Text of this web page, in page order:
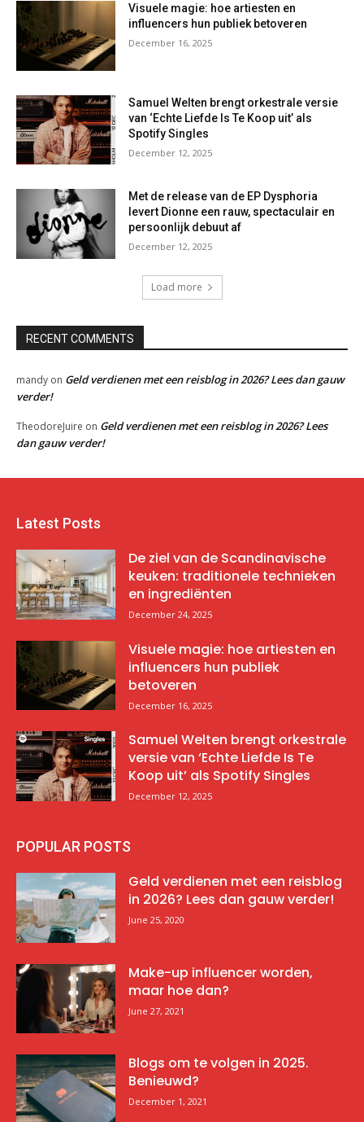
Visuele magie: hoe artiesten en
influencers hun publiek betoveren
December 16, 2025
Samuel Welten brengt orkestrale versie
van ‘Echte Liefde Is Te Koop uit’ als
Spotify Singles
December 12, 2025
Met de release van de EP Dysphoria
levert Dionne een rauw, spectaculair en
persoonlijk debuut af
December 12, 2025
Load more
RECENT COMMENTS
mandy on Geld verdienen met een reisblog in 2026? Lees dan gauw
verder!
TheodoreJuire on Geld verdienen met een reisblog in 2026? Lees
dan gauw verder!
Latest Posts
De ziel van de Scandinavische
keuken: traditionele technieken
en ingrediënten
December 24, 2025
Visuele magie: hoe artiesten en
influencers hun publiek
betoveren
December 16, 2025
Samuel Welten brengt orkestrale
versie van ‘Echte Liefde Is Te
Koop uit’ als Spotify Singles
December 12, 2025
POPULAR POSTS
Geld verdienen met een reisblog
in 2026? Lees dan gauw verder!
June 25, 2020
Make-up influencer worden,
maar hoe dan?
June 27, 2021
Blogs om te volgen in 2025.
Benieuwd?
December 1, 2021